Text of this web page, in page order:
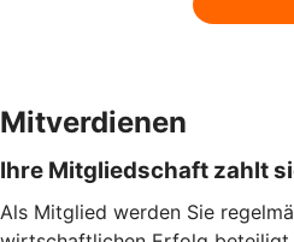
Mitverdienen
Ihre Mitgliedschaft zahlt
Als Mitglied werden Sie